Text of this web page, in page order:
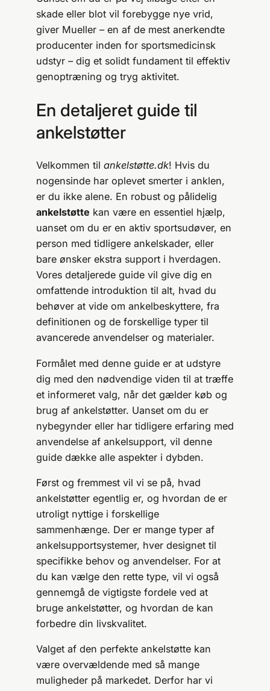
skade eller blot vil forebygge nye vrid,
giver Mueller – en af de mest anerkendte
producenter inden for sportsmedicinsk
udstyr – dig et solidt fundament til effektiv
genoptræning og tryg aktivitet.
En detaljeret guide til
ankelstøtter
Velkommen til ankelstøtte.dk! Hvis du
nogensinde har oplevet smerter i anklen,
er du ikke alene. En robust og pålidelig
ankelstøtte kan være en essentiel hjælp,
uanset om du er en aktiv sportsudøver, en
person med tidligere ankelskader, eller
bare ønsker ekstra support i hverdagen.
Vores detaljerede guide vil give dig en
omfattende introduktion til alt, hvad du
behøver at vide om ankelbeskyttere, fra
definitionen og de forskellige typer til
avancerede anvendelser og materialer.
Formålet med denne guide er at udstyre
dig med den nødvendige viden til at træffe
et informeret valg, når det gælder køb og
brug af ankelstøtter. Uanset om du er
nybegynder eller har tidligere erfaring med
anvendelse af ankelsupport, vil denne
guide dække alle aspekter i dybden.
Først og fremmest vil vi se på, hvad
ankelstøtter egentlig er, og hvordan de er
utroligt nyttige i forskellige
sammenhænge. Der er mange typer af
ankelsupportsystemer, hver designet til
specifikke behov og anvendelser. For at
du kan vælge den rette type, vil vi også
gennemgå de vigtigste fordele ved at
bruge ankelstøtter, og hvordan de kan
forbedre din livskvalitet.
Valget af den perfekte ankelstøtte kan
være overvældende med så mange
muligheder på markedet. Derfor har vi